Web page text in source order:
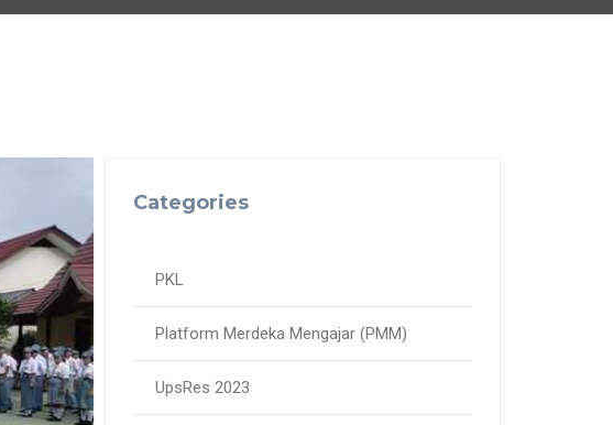
Categories
PKL
Platform Merdeka Mengajar (PMM)
UpsRes 2023